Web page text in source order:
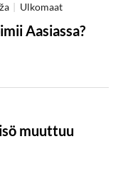
Ulkomaat
Aasiassa?
muuttuu